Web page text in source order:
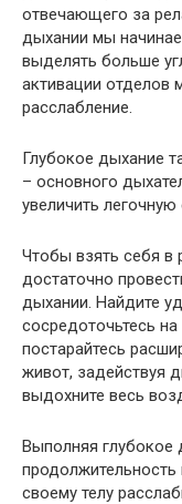
отвечающего за
дыхании мы
выделять больше
активации отделов
расслабление.
Глубокое дыхание
– основного
увеличить
Чтобы взять себя в
достаточно
дыхании. Найдите
сосредоточьтесь
постарайтесь
живот, задействуя
выдохните весь
Выполняя глубокое
своему телу